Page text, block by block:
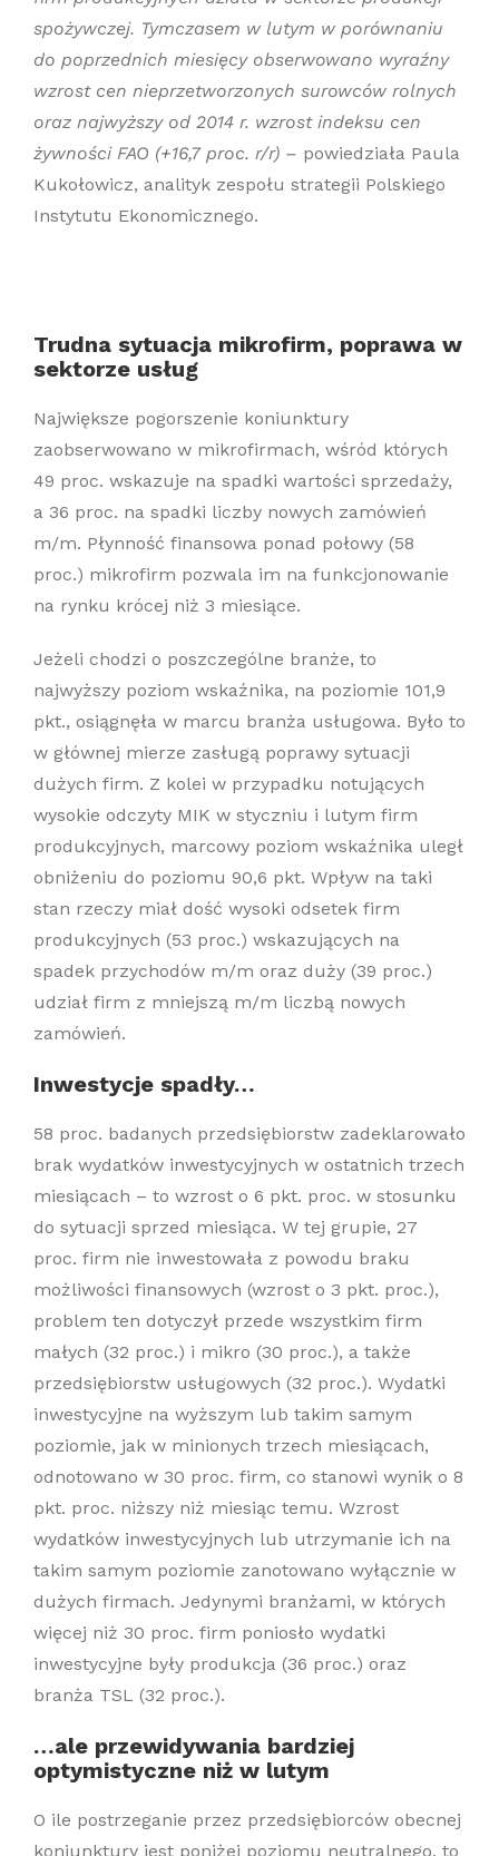
spożywczej. Tymczasem w lutym w porównaniu
do poprzednich miesięcy obserwowano wyraźny
wzrost cen nieprzetworzonych surowców rolnych
oraz najwyższy od 2014 r. wzrost indeksu cen
żywności FAO (+16,7 proc. r/r) – powiedziała Paula
Kukołowicz, analityk zespołu strategii Polskiego
Instytutu Ekonomicznego.
Trudna sytuacja mikrofirm, poprawa w
sektorze usług
Największe pogorszenie koniunktury
zaobserwowano w mikrofirmach, wśród których
49 proc. wskazuje na spadki wartości sprzedaży,
a 36 proc. na spadki liczby nowych zamówień
m/m. Płynność finansowa ponad połowy (58
proc.) mikrofirm pozwala im na funkcjonowanie
na rynku krócej niż 3 miesiące.
Jeżeli chodzi o poszczególne branże, to
najwyższy poziom wskaźnika, na poziomie 101,9
pkt., osiągnęła w marcu branża usługowa. Było to
w głównej mierze zasługą poprawy sytuacji
dużych firm. Z kolei w przypadku notujących
wysokie odczyty MIK w styczniu i lutym firm
produkcyjnych, marcowy poziom wskaźnika uległ
obniżeniu do poziomu 90,6 pkt. Wpływ na taki
stan rzeczy miał dość wysoki odsetek firm
produkcyjnych (53 proc.) wskazujących na
spadek przychodów m/m oraz duży (39 proc.)
udział firm z mniejszą m/m liczbą nowych
zamówień.
Inwestycje spadły…
58 proc. badanych przedsiębiorstw zadeklarowało
brak wydatków inwestycyjnych w ostatnich trzech
miesiącach – to wzrost o 6 pkt. proc. w stosunku
do sytuacji sprzed miesiąca. W tej grupie, 27
proc. firm nie inwestowała z powodu braku
możliwości finansowych (wzrost o 3 pkt. proc.),
problem ten dotyczył przede wszystkim firm
małych (32 proc.) i mikro (30 proc.), a także
przedsiębiorstw usługowych (32 proc.). Wydatki
inwestycyjne na wyższym lub takim samym
poziomie, jak w minionych trzech miesiącach,
odnotowano w 30 proc. firm, co stanowi wynik o 8
pkt. proc. niższy niż miesiąc temu. Wzrost
wydatków inwestycyjnych lub utrzymanie ich na
takim samym poziomie zanotowano wyłącznie w
dużych firmach. Jedynymi branżami, w których
więcej niż 30 proc. firm poniosło wydatki
inwestycyjne były produkcja (36 proc.) oraz
branża TSL (32 proc.).
…ale przewidywania bardziej
optymistyczne niż w lutym
O ile postrzeganie przez przedsiębiorców obecnej
koniunktury jest poniżej poziomu neutralnego, to